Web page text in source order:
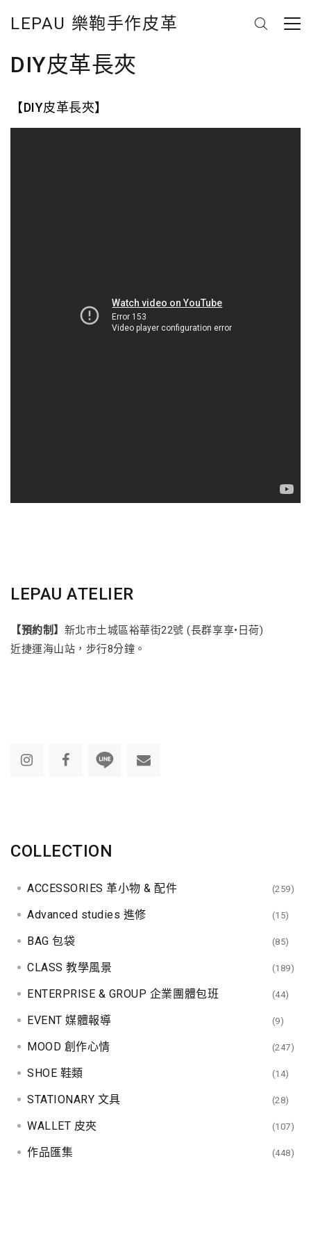
LEPAU 樂鞄手作皮革
DIY皮革長夾
【DIY皮革長夾】
LEPAU ATELIER
【預約制】 新北市土城區裕華街22號 (長群享享•日荷)
近捷運海山站，步行8分鐘。
COLLECTION
ACCESSORIES 革小物 & 配件 (259)
Advanced studies 進修 (15)
BAG 包袋 (85)
CLASS 教學風景 (189)
ENTERPRISE & GROUP 企業團體包班 (44)
EVENT 媒體報導 (9)
MOOD 創作心情 (247)
SHOE 鞋類 (14)
STATIONARY 文具 (28)
WALLET 皮夾 (107)
作品匯集 (448)